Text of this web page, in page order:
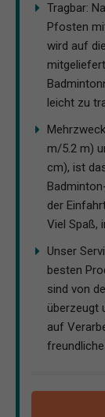
Tragbar:
Pfosten
wird auf
leicht zu
m/5.2 m)
cm), ist
der
Viel Spaß,
Unser
besten
sind von
überzeugt
auf